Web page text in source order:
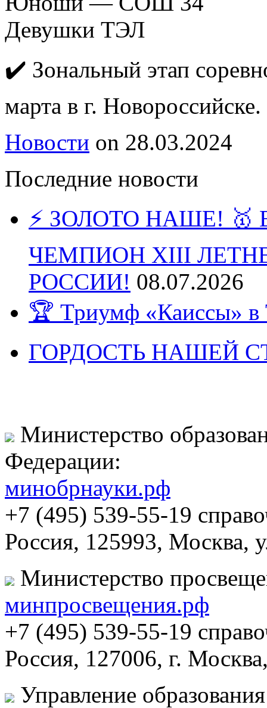
Девушки ТЭЛ
✔️ Зональный этап
марта в г. Новороссийске.
Новости on 28.03.2024
Последние новости
⚡️ ЗОЛОТО НАШЕ!
ЧЕМПИОН XIII
РОССИИ! 08.07.2026
🏆 Триумф «Каиссы» в
ГОРДОСТЬ НАШЕЙ
Министерство
Федерации:
минобрнауки.рф
+7 (495) 539-55-19
Россия, 125993, Москва,
Министерство
минпросвещения.рф
+7 (495) 539-55-19
Россия, 127006, г.
Управление